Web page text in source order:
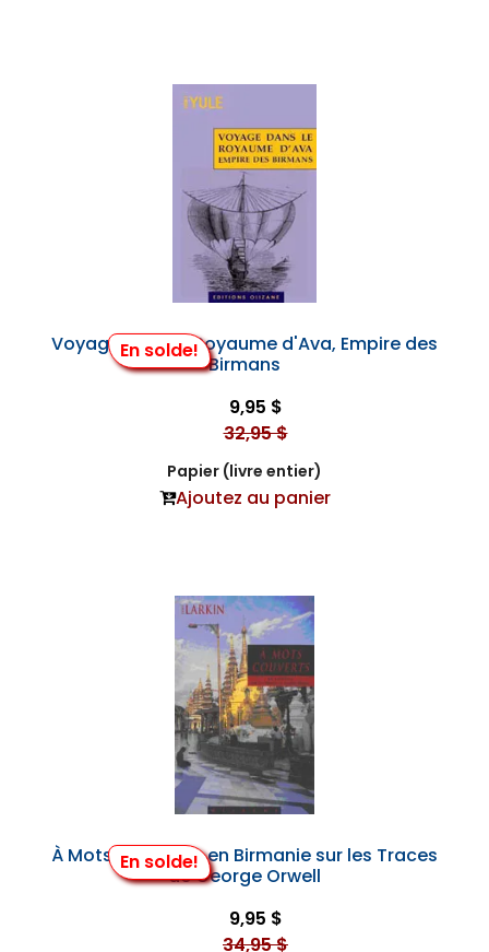
En solde!
Voyage dans le Royaume d'Ava, Empire des
Birmans
9,95 $
32,95 $
Papier (livre entier)
Ajoutez au panier
En solde!
À Mots Couverts: en Birmanie sur les Traces
de George Orwell
9,95 $
34,95 $